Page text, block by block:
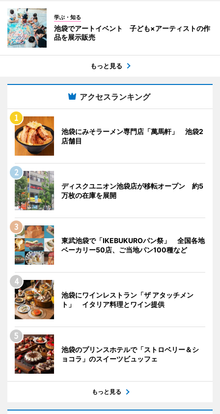
学ぶ・知る
池袋でアートイベント 子ども×アーティストの作
品を展示販売
もっと見る
アクセスランキング
池袋にみそラーメン専門店「萬馬軒」 池袋2
店舗目
ディスクユニオン池袋店が移転オープン 約5
万枚の在庫を展開
東武池袋で「IKEBUKUROパン祭」 全国各地
ベーカリー50店、ご当地パン100種など
池袋にワインレストラン「ザ アタッチメン
ト」 イタリア料理とワイン提供
池袋のプリンスホテルで「ストロベリー＆シ
ョコラ」のスイーツビュッフェ
もっと見る